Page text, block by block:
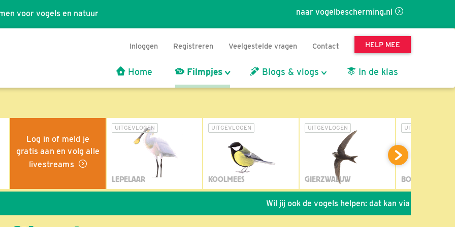
naar vogelbescherming.nl
voor vogels en natuur
Inloggen Registreren Veelgestelde vragen Contact HELP MEE
Home Filmpjes Blogs & vlogs In de klas
Log in of meld je
gratis aan en volg alle
livestreams
UITGEVLOGEN
LEPELAAR
UITGEVLOGEN
KOOLMEES
UITGEVLOGEN
GIERZWALUW
UITGEVLOGEN
BOSUIL
Wil jij ook de vogels helpen: dat kan via de link!